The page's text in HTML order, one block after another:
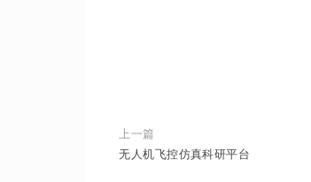
上一篇
无人机飞控仿真科研平台